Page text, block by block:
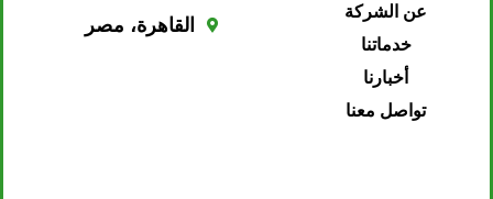
عن الشركة
خدماتنا
أخبارنا
تواصل معنا
القاهرة، مصر